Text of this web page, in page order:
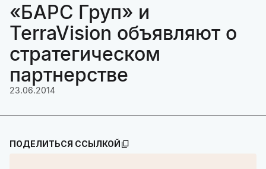
«БАРС Груп» и
TerraVision объявляют о
стратегическом
партнерстве
23.06.2014
ПОДЕЛИТЬСЯ ССЫЛКОЙ